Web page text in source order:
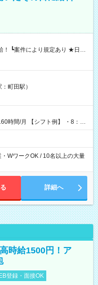
の日に現金GET♪ お仕事後はコ
！ 【試用期間】試
町田駅）
例】 ・8：00
WワークOK / 10名以上の大量
詳細へ
時給1500円！ア
登録・面接OK